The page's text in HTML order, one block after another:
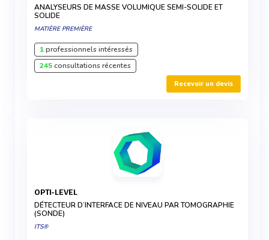
ANALYSEURS DE MASSE VOLUMIQUE SEMI-SOLIDE ET
SOLIDE
MATIÈRE PREMIÈRE
1professionnels intéressés
245consultations récentes
Recevoir un devis
OPTI-LEVEL
DÉTECTEUR D’INTERFACE DE NIVEAU PAR TOMOGRAPHIE
(SONDE)
ITS®